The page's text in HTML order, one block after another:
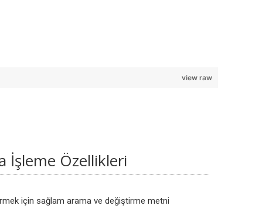
view raw
İşleme Özellikleri
için sağlam arama ve değiştirme metni